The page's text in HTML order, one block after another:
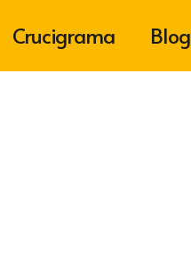
Crucigrama Blog